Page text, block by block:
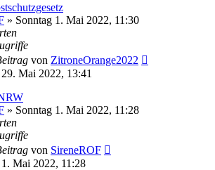
» Sonntag 1. Mai 2022, 11:30
von ZitroneOrange2022
Mai 2022, 13:41
» Sonntag 1. Mai 2022, 11:28
von SireneROF
1. Mai 2022, 11:28